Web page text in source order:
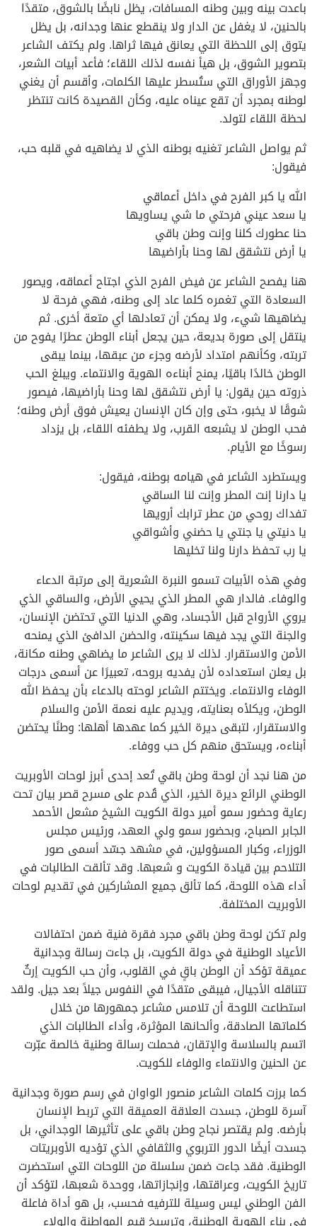
باعدت بينه وبين وطنه المسافات، يظل نابضًا بالشوق، متقدًا
بالحنين، لا يغفل عن الدار ولا ينقطع عنها وجدانه، بل يظل
يتوق إلى اللحظة التي يعانق فيها ثراها. ولم يكتف الشاعر
بتصوير الشوق، بل هيأ نفسه لذلك اللقاء؛ فأعد أبيات الشعر،
وجهز الأوراق التي ستُسطر عليها الكلمات، وأقسم أن يغني
لوطنه بمجرد أن تقع عيناه عليه، وكأن القصيدة كانت تنتظر
لحظة اللقاء لتولد.
ثم يواصل الشاعر تغنيه بوطنه الذي لا يضاهيه في قلبه حب،
فيقول:
الله يا كبر الفرح في داخل أعماقي
يا سعد عيني فرحتي ما شي يساويها
حنا عطورك كلنا وإنت وطن باقي
يا أرض نتشقق لها وحنا بأراضيها
هنا يفصح الشاعر عن فيض الفرح الذي اجتاح أعماقه، ويصور
السعادة التي تغمره كلما عاد إلى وطنه، فهي فرحة لا
يضاهيها شيء، ولا يمكن أن تعادلها أي متعة أخرى. ثم
ينتقل إلى صورة بديعة، حين يجعل أبناء الوطن عطرًا يفوح من
تربته، وكأنهم امتداد لأرضه وجزء من عبقها، بينما يبقى
الوطن خالدًا باقيًا، يمنح أبناءه الهوية والانتماء. ويبلغ الحب
ذروته حين يقول: يا أرض نتشقق لها وحنا بأراضيها، فيصور
شوقًا لا يخبو، حتى وإن كان الإنسان يعيش فوق أرض وطنه؛
فحب الوطن لا يشبعه القرب، ولا يطفئه اللقاء، بل يزداد
رسوخًا مع الأيام.
ويستطرد الشاعر في هيامه بوطنه، فيقول:
يا دارنا إنت المطر وإنت لنا الساقي
تفداك روحي من عطر ترابك أرويها
يا دنيتي يا جنتي يا حضني وأشواقي
يا رب تحفظ دارنا ولنا تخليها
وفي هذه الأبيات تسمو النبرة الشعرية إلى مرتبة الدعاء
والوفاء. فالدار هي المطر الذي يحيي الأرض، والساقي الذي
يروي الأرواح قبل الأجساد، وهي الدنيا التي تحتضن الإنسان،
والجنة التي يجد فيها سكينته، والحضن الدافئ الذي يمنحه
الأمن والاستقرار. لذلك لا يرى الشاعر ما يضاهي وطنه مكانة،
بل يعلن استعداده لأن يفديه بروحه، تعبيرًا عن أسمى درجات
الوفاء والانتماء. ويختتم الشاعر لوحته بالدعاء بأن يحفظ الله
الوطن، ويكلأه بعنايته، ويديم عليه نعمة الأمن والسلام
والاستقرار، لتبقى ديرة الخير كما عهدها أهلها: وطنًا يحتضن
أبناءه، ويستحق منهم كل حب ووفاء.
من هنا نجد أن لوحة وطن باقي تُعد إحدى أبرز لوحات الأوبريت
الوطني الرائع ديرة الخير، الذي قُدم على مسرح قصر بيان تحت
رعاية وحضور سمو أمير دولة الكويت الشيخ مشعل الأحمد
الجابر الصباح، وبحضور سمو ولي العهد، ورئيس مجلس
الوزراء، وكبار المسؤولين، في مشهد جسّد أسمى صور
التلاحم بين قيادة الكويت و شعبها. وقد تألقت الطالبات في
أداء هذه اللوحة، كما تألق جميع المشاركين في تقديم لوحات
الأوبريت المختلفة.
ولم تكن لوحة وطن باقي مجرد فقرة فنية ضمن احتفالات
الأعياد الوطنية في دولة الكويت، بل جاءت رسالة وجدانية
عميقة تؤكد أن الوطن باقٍ في القلوب، وأن حب الكويت إرثٌ
تتناقله الأجيال، فيبقى متقدًا في النفوس جيلاً بعد جيل. ولقد
استطاعت اللوحة أن تلامس مشاعر جمهورها من خلال
كلماتها الصادقة، وألحانها المؤثرة، وأداء الطالبات الذي
اتسم بالسلاسة والإتقان، فحملت رسالة وطنية خالصة عبّرت
عن الحنين والانتماء والوفاء للكويت.
كما برزت كلمات الشاعر منصور الواوان في رسم صورة وجدانية
آسرة للوطن، جسدت العلاقة العميقة التي تربط الإنسان
بأرضه. ولم يقتصر نجاح وطن باقي على تأثيرها الوجداني، بل
جسدت أيضًا الدور التربوي والثقافي الذي تؤديه الأوبريتات
الوطنية. فقد جاءت ضمن سلسلة من اللوحات التي استحضرت
تاريخ الكويت، وعراقتها، وإنجازاتها، ووحدة شعبها، لتؤكد أن
الفن الوطني ليس وسيلة للترفيه فحسب، بل هو أداة فاعلة
في بناء الهوية الوطنية، وترسيخ قيم المواطنة والولاء